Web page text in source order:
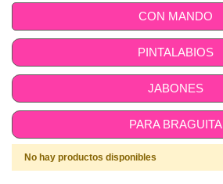
CON MANDO
PINTALABIOS
JABONES
PARA BRAGUITA
No hay productos disponibles